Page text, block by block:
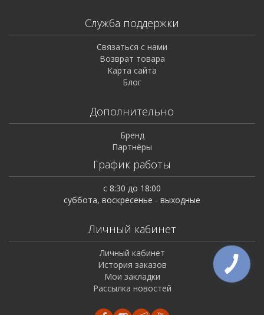
Служба поддержки
Связаться с нами
Возврат товара
Карта сайта
Блог
Дополнительно
Бренд
Партнёры
График работы
с 8:30 до 18:00
суббота, воскресенье - выходные
Личный кабинет
Личный кабинет
История заказов
Мои закладки
Рассылка новостей